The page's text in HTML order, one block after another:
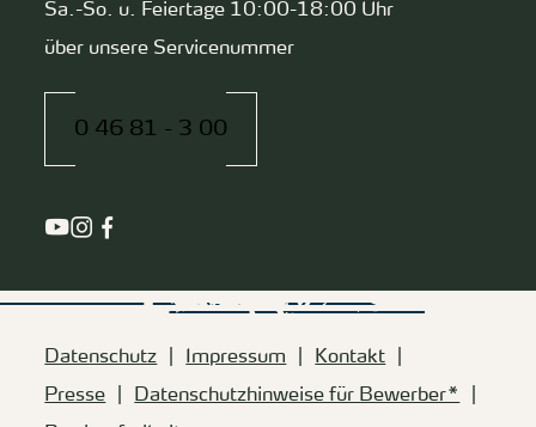
Sa.-So. u. Feiertage 10:00-18:00 Uhr
über unsere Servicenummer
0 46 81 - 3 00
Datenschutz Impressum
Kontakt
Presse
Datenschutzhinweise für Bewerber*